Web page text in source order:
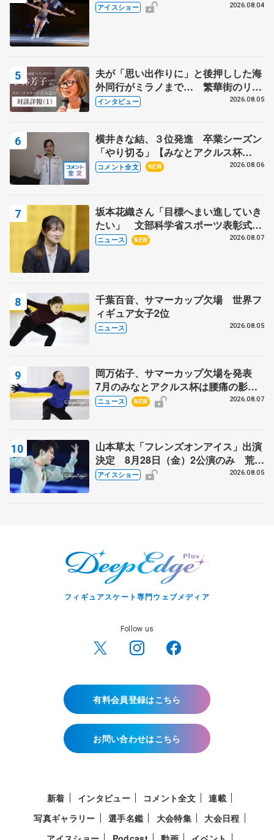
アイスショー 2026.08.04
夫が「思い出作りに」と後押しした海
外同行がミラノまで… 繁華街のリン
クでは不良のお兄さんも味方に 小林
インタビュー 2026.08.05
横井きな結、３位発進 卒業シーズン
「やり切る」【みなとアクルス杯
SP】
コメント全文 NEW 2026.08.06
坂本花織さん「目標へまい進していき
たい」 文部科学省スポーツ表彰式で
代表謝辞
ニュース NEW 2026.08.07
千葉百音、サマーカップ欠場 世界フ
ィギュア女子2位
ニュース 2026.08.05
岡万佑子、サマーカップ欠場を発表
7月のみなとアクルス杯は腰痛の影響
で
ニュース NEW 2026.08.07
山本草太「フレンズオンアイス」出演
決定 8月28日（金）2公演のみ 荒川
静香さんプロデュース、20周年のアイ
アイスショー 2026.08.05
フィギュアスケート専門ウェブメディア
Follow us
有料会員登録はこちら
お問い合わせはこちら
新着 インタビュー コメント全文
連載
写真ギャラリー
選手名鑑 大会特集
大会日程